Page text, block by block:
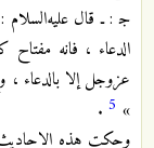
ج‍ : ـ قال عليه‌السلام
الدعاء ، فانه
عزوجل إلا بالدعاء
»
5
.
وحكت هذه الاحاديث